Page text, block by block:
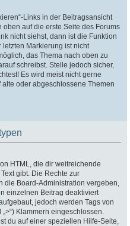
Links in der Beitragsansicht
auf die erste Seite des Forums
nicht siehst, dann ist die Funktion
Markierung ist nicht
das Thema nach oben zu
schreibst. Stelle jedoch sicher,
Es wird meist nicht gerne
oder abgeschlossene Themen
HTML, die dir weitreichende
gibt. Die Rechte zur
die Board-Administration vergeben,
einzelnen Beitrag deaktiviert
jedoch werden Tags von
„>“) Klammern eingeschlossen.
du auf einer speziellen Hilfe-Seite,